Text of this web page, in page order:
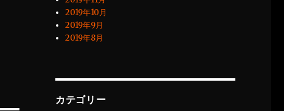
2019年10月
2019年9月
2019年8月
カテゴリー